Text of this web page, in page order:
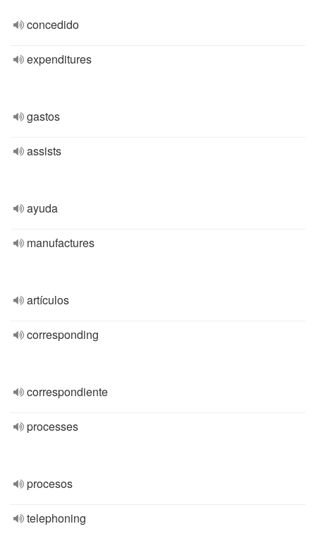
concedido
expenditures
gastos
assists
ayuda
manufactures
artículos
corresponding
correspondiente
processes
procesos
telephoning